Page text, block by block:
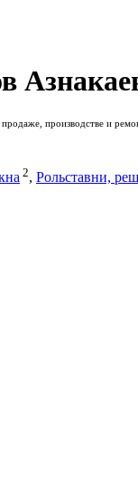
производстве и
2, Рольставни,